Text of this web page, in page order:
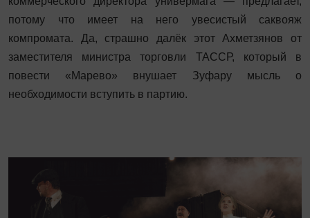
потому что имеет на него увесистый саквояж
компромата. Да, страшно далёк этот Ахметзянов от
заместителя министра торговли ТАССР, который в
повести «Марево» внушает Зуфару мысль о
необходимости вступить в партию.